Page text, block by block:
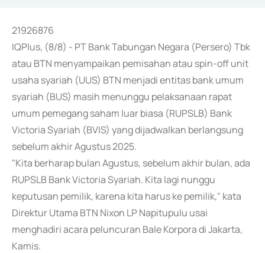
21926876
IQPlus, (8/8) - PT Bank Tabungan Negara (Persero) Tbk
atau BTN menyampaikan pemisahan atau spin-off unit
usaha syariah (UUS) BTN menjadi entitas bank umum
syariah (BUS) masih menunggu pelaksanaan rapat
umum pemegang saham luar biasa (RUPSLB) Bank
Victoria Syariah (BVIS) yang dijadwalkan berlangsung
sebelum akhir Agustus 2025.
"Kita berharap bulan Agustus, sebelum akhir bulan, ada
RUPSLB Bank Victoria Syariah. Kita lagi nunggu
keputusan pemilik, karena kita harus ke pemilik," kata
Direktur Utama BTN Nixon LP Napitupulu usai
menghadiri acara peluncuran Bale Korpora di Jakarta,
Kamis.